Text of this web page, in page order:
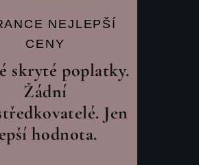
NEJLEPŠÍ
CENY
skryté poplatky.
Žádní
Jen
hodnota.